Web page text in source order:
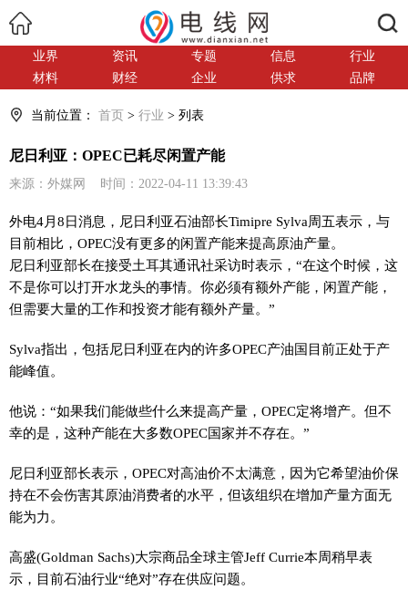
业界 资讯 专题 信息
行业
材料
财经 企业 供求 品牌
当前位置： 首页 > 行业 > 列表
尼日利亚：OPEC已耗尽闲置产能
来源：外媒网 时间：2022-04-11 13:39:43
外电4月8日消息，尼日利亚石油部长Timipre Sylva周五表示，与
目前相比，OPEC没有更多的闲置产能来提高原油产量。
尼日利亚部长在接受土耳其通讯社采访时表示，“在这个时候，这
不是你可以打开水龙头的事情。你必须有额外产能，闲置产能，
但需要大量的工作和投资才能有额外产量。”
Sylva指出，包括尼日利亚在内的许多OPEC产油国目前正处于产
能峰值。
他说：“如果我们能做些什么来提高产量，OPEC定将增产。但不
幸的是，这种产能在大多数OPEC国家并不存在。”
尼日利亚部长表示，OPEC对高油价不太满意，因为它希望油价保
持在不会伤害其原油消费者的水平，但该组织在增加产量方面无
能为力。
高盛(Goldman Sachs)大宗商品全球主管Jeff Currie本周稍早表
示，目前石油行业“绝对”存在供应问题。